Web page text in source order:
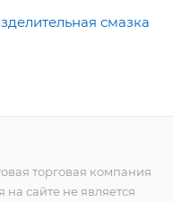
смазка
торговая компания
сайте не является